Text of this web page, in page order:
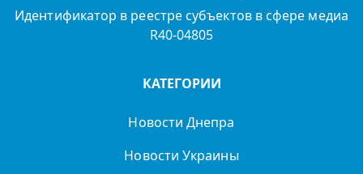
Идентификатор в реестре субъектов в сфере медиа
R40-04805
КАТЕГОРИИ
Новости Днепра
Новости Украины